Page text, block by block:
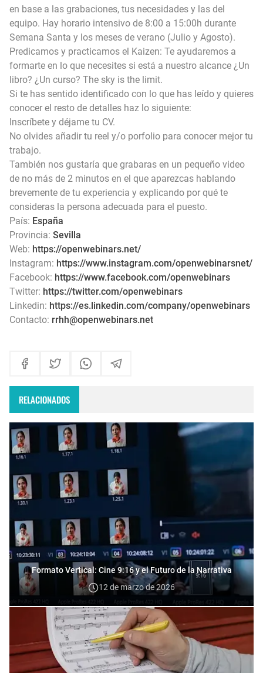
en base a las grabaciones, tus necesidades y las del
equipo. Hay horario intensivo de 8:00 a 15:00h durante
Semana Santa y los meses de verano (Julio y Agosto).
Predicamos y practicamos el Kaizen: Te ayudaremos a
formarte en lo que necesites si está a nuestro alcance ¿Un
libro? ¿Un curso? The sky is the limit.
Si te has sentido identificado con lo que has leído y quieres
conocer el resto de detalles haz lo siguiente:
Inscríbete y déjame tu CV.
No olvides añadir tu reel y/o porfolio para conocer mejor tu
trabajo.
También nos gustaría que grabaras en un pequeño video
de no más de 2 minutos en el que aparezcas hablando
brevemente de tu experiencia y explicando por qué te
consideras la persona adecuada para el puesto.
País: España
Provincia: Sevilla
Web: https://openwebinars.net/
Instagram: https://www.instagram.com/openwebinarsnet/
Facebook: https://www.facebook.com/openwebinars
Twitter: https://twitter.com/openwebinars
Linkedin: https://es.linkedin.com/company/openwebinars
Contacto: rrhh@openwebinars.net
RELACIONADOS
Formato Vertical: Cine 9:16 y el Futuro de la Narrativa
12 de marzo de 2026